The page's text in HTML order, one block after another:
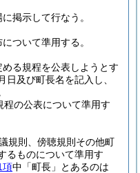
掲示して行なう。
ついて準用する。
る規程を公表しようとす
及び町長名を記入し、
程の公表について準用す
規則、傍聴規則その他町
るものについて準用す
項中「町長」とあるのは